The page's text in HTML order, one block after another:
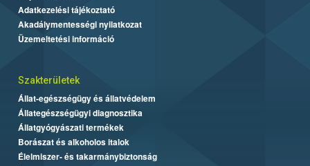
Adatkezelési tájékoztató
Akadálymentességi nyilatkozat
Üzemeltetési információ
Szakterületek
Állat-egészségügy és állatvédelem
Állategészségügyi diagnosztika
Állatgyógyászati termékek
Borászat és alkoholos italok
Élelmiszer- és takarmánybiztonság